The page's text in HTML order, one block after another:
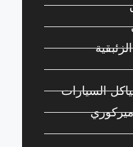
السيارات